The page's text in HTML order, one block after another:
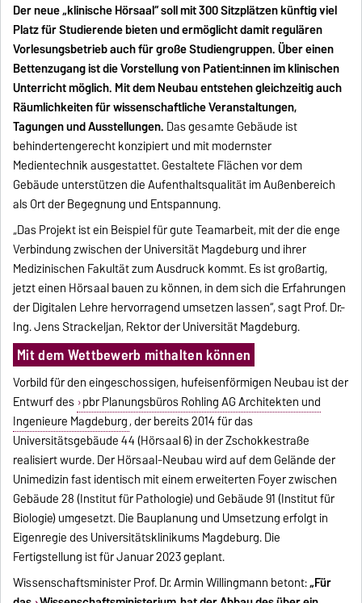
Der neue „klinische Hörsaal“ soll mit 300 Sitzplätzen künftig viel
Platz für Studierende bieten und ermöglicht damit regulären
Vorlesungsbetrieb auch für große Studiengruppen. Über einen
Bettenzugang ist die Vorstellung von Patient:innen im klinischen
Unterricht möglich. Mit dem Neubau entstehen gleichzeitig auch
Räumlichkeiten für wissenschaftliche Veranstaltungen,
Tagungen und Ausstellungen. Das gesamte Gebäude ist
behindertengerecht konzipiert und mit modernster
Medientechnik ausgestattet. Gestaltete Flächen vor dem
Gebäude unterstützen die Aufenthaltsqualität im Außenbereich
als Ort der Begegnung und Entspannung.
„Das Projekt ist ein Beispiel für gute Teamarbeit, mit der die enge
Verbindung zwischen der Universität Magdeburg und ihrer
Medizinischen Fakultät zum Ausdruck kommt. Es ist großartig,
jetzt einen Hörsaal bauen zu können, in dem sich die Erfahrungen
der Digitalen Lehre hervorragend umsetzen lassen“, sagt Prof. Dr.-
Ing. Jens Strackeljan, Rektor der Universität Magdeburg.
Mit dem Wettbewerb mithalten können
Vorbild für den eingeschossigen, hufeisenförmigen Neubau ist der
Entwurf des pbr Planungsbüros Rohling AG Architekten und
Ingenieure Magdeburg, der bereits 2014 für das
Universitätsgebäude 44 (Hörsaal 6) in der Zschokkestraße
realisiert wurde. Der Hörsaal-Neubau wird auf dem Gelände der
Unimedizin fast identisch mit einem erweiterten Foyer zwischen
Gebäude 28 (Institut für Pathologie) und Gebäude 91 (Institut für
Biologie) umgesetzt. Die Bauplanung und Umsetzung erfolgt in
Eigenregie des Universitätsklinikums Magdeburg. Die
Fertigstellung ist für Januar 2023 geplant.
Wissenschaftsminister Prof. Dr. Armin Willingmann betont:„Für